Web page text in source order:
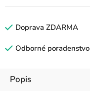
Doprava ZDARMA
Odborné poradenstvo
Popis